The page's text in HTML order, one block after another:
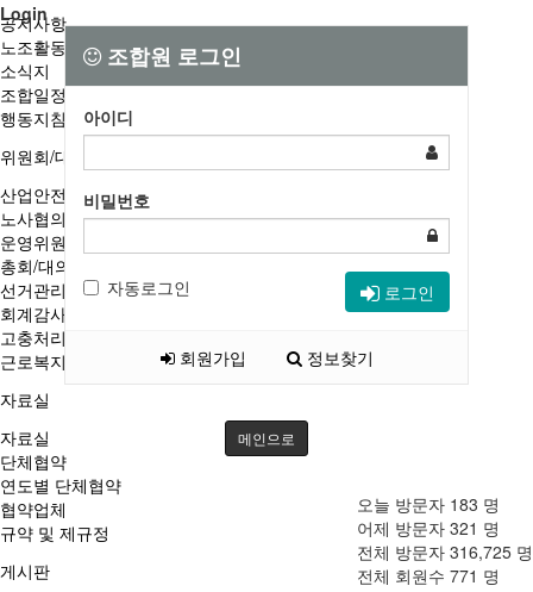
공지사항
노조활동
소식지
조합일정
행동지침
위원회/대의원
산업안전보건위원회
노사협의회
운영위원회/사회기금운영위원회
총회/대의원대회
선거관리위원회
회계감사위원회
고충처리위원회
근로복지기금협의회
자료실
자료실
단체협약
연도별 단체협약
협약업체
규약 및 제규정
게시판
Login
조합원 로그인
아이디
비밀번호
자동로그인 로그인
회원가입 정보찾기
메인으로
오늘 방문자 183 명
어제 방문자 321 명
전체 방문자 316,725 명
전체 회원수 771 명